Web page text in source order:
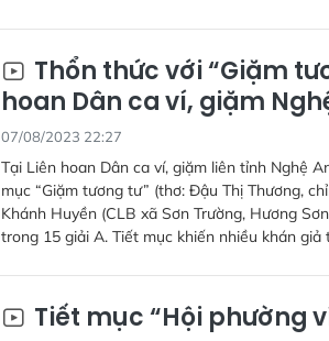
Thổn thức với “Giặm
hoan Dân ca ví, giặm
07/08/2023 22:27
Tại Liên hoan Dân ca ví, giặm liên tỉnh Nghệ
mục “Giặm tương tư” (thơ: Đậu Thị Thương,
Khánh Huyền (CLB xã Sơn Trường, Hương
trong 15 giải A. Tiết mục khiến nhiều khán
Tiết mục “Hội phường